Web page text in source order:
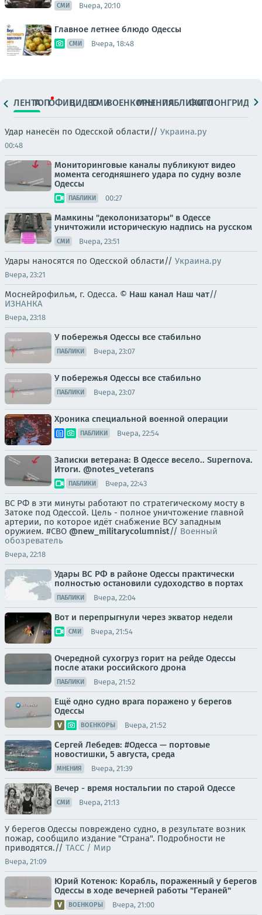
СМИ Вчера, 20:10
Главное летнее блюдо Одессы
СМИ Вчера, 18:48
ЛЕНТАТОПОФИЦ.ВИДЕОСМИВОЕНКОРЫМНЕНИЯПАБЛИКИ
ФОТОЛОНГРИДЫ
Удар нанесён по Одесской области// Украина.ру
00:48
Мониторинговые каналы публикуют видео
момента сегодняшнего удара по судну возле
Одессы
ПАБЛИКИ 00:27
Мамкины "деколонизаторы" в Одессе
уничтожили историческую надпись на русском
СМИ Вчера, 23:51
Удары наносятся по Одесской области// Украина.ру
Вчера, 23:21
Моснейрофильм, г. Одесса. © Наш канал Наш чат//
ИЗНАНКА
Вчера, 23:18
У побережья Одессы все стабильно
ПАБЛИКИ Вчера, 23:07
У побережья Одессы все стабильно
ПАБЛИКИ Вчера, 23:07
Хроника специальной военной операции
ПАБЛИКИ Вчера, 22:54
Записки ветерана: В Одессе весело.. Supernova.
Итоги. @notes_veterans
ПАБЛИКИ Вчера, 22:43
ВС РФ в эти минуты работают по стратегическому мосту в
Затоке под Одессой. Цель - полное уничтожение главной
артерии, по которое идёт снабжение ВСУ западным
оружием. #СВО @new_militarycolumnist// Военный
обозреватель
Вчера, 22:18
Удары ВС РФ в районе Одессы практически
полностью остановили судоходство в портах
ПАБЛИКИ Вчера, 22:04
Вот и перепрыгнули через экватор недели
СМИ Вчера, 21:54
Очередной сухогруз горит на рейде Одессы
после атаки российского дрона
ПАБЛИКИ Вчера, 21:52
Ещё одно судно врага поражено у берегов
Одессы
ВОЕНКОРЫ Вчера, 21:52
Сергей Лебедев: #Одесса — портовые
новостишки, 5 августа, среда
МНЕНИЯ Вчера, 21:39
Вечер - время ностальгии по старой Одессе
СМИ Вчера, 21:13
У берегов Одессы повреждено судно, в результате возник
пожар, сообщило издание "Страна". Подробности не
приводятся.// ТАСС / Мир
Вчера, 21:09
Юрий Котенок: Корабль, пораженный у берегов
Одессы в ходе вечерней работы "Гераней"
ВОЕНКОРЫ Вчера, 21:00